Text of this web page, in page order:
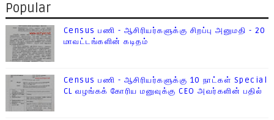
Popular
Census பணி - ஆசிரியர்களுக்கு சிறப்பு அனுமதி - 20
மாவட்டங்களின் கடிதம்
Census பணி - ஆசிரியர்களுக்கு 10 நாட்கள் Special
CL வழங்கக் கோரிய மனுவுக்கு CEO அவர்களின் பதில்